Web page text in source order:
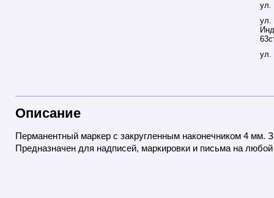
ул.
ул.
ул.
Описание
Перманентный маркер с закругленным наконечником 4
Предназначен для надписей, маркировки и письма на любой